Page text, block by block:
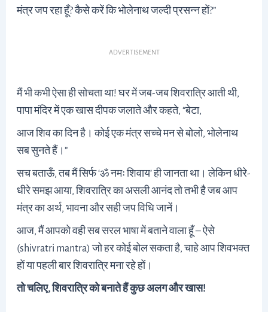
मंत्र जप रहा हूँ? कैसे करें कि भोलेनाथ जल्दी प्रसन्न हों?”
ADVERTISEMENT
मैं भी कभी ऐसा ही सोचता था! घर में जब-जब शिवरात्रि आती थी,
पापा मंदिर में एक खास दीपक जलाते और कहते, “बेटा,
आज शिव का दिन है। कोई एक मंत्र सच्चे मन से बोलो, भोलेनाथ
सब सुनते हैं।”
सच बताऊँ, तब मैं सिर्फ ‘ॐ नमः शिवाय’ ही जानता था। लेकिन धीरे-
धीरे समझ आया, शिवरात्रि का असली आनंद तो तभी है जब आप
मंत्र का अर्थ, भावना और सही जप विधि जानें।
आज, मैं आपको वही सब सरल भाषा में बताने वाला हूँ – ऐसे
(shivratri mantra) जो हर कोई बोल सकता है, चाहे आप शिवभक्त
हों या पहली बार शिवरात्रि मना रहे हों।
तो चलिए, शिवरात्रि को बनाते हैं कुछ अलग और खास!